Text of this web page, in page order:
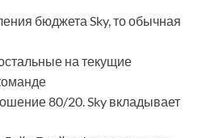
бюджета Sky, то обычная
на текущие
80/20. Sky вкладывает